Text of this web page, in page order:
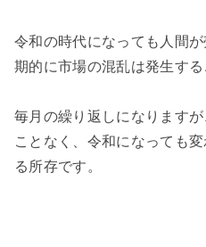
令和の時代になっても人間
期的に市場の混乱は発生する
毎月の繰り返しになります
ことなく、令和になっても
る所存です。